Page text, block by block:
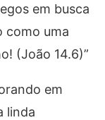
em busca
como uma
(João 14.6)”
em
linda